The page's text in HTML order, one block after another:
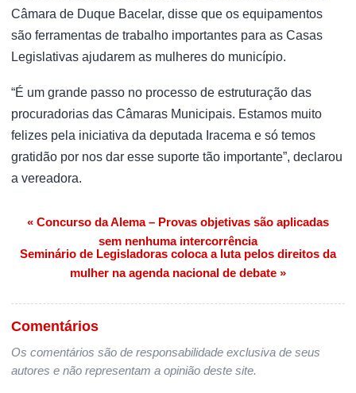
Câmara de Duque Bacelar, disse que os equipamentos
são ferramentas de trabalho importantes para as Casas
Legislativas ajudarem as mulheres do município.
“É um grande passo no processo de estruturação das
procuradorias das Câmaras Municipais. Estamos muito
felizes pela iniciativa da deputada Iracema e só temos
gratidão por nos dar esse suporte tão importante”, declarou
a vereadora.
Navegação de Post
« Concurso da Alema – Provas objetivas são aplicadas
sem nenhuma intercorrência
Seminário de Legisladoras coloca a luta pelos direitos da
mulher na agenda nacional de debate »
Comentários
Os comentários são de responsabilidade exclusiva de seus
autores e não representam a opinião deste site.